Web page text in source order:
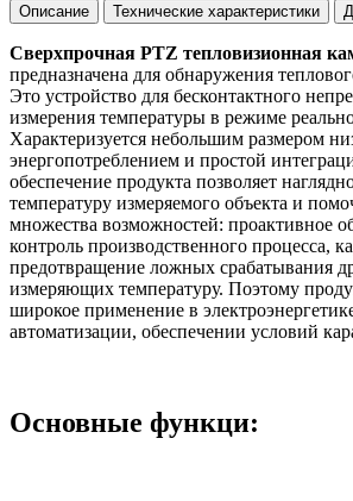
Описание Технические характеристики
Сверхпрочная PTZ тепловизионная
предназначена для обнаружения
Это устройство для бесконтактного
измерения температуры в режиме
Характеризуется небольшим размером
энергопотреблением и простой
обеспечение продукта позволяет
температуру измеряемого объекта и
множества возможностей: проактивное
контроль производственного процесса,
предотвращение ложных срабатывания
измеряющих температуру. Поэтому
широкое применение в
автоматизации, обеспечении условий
Основные функци: